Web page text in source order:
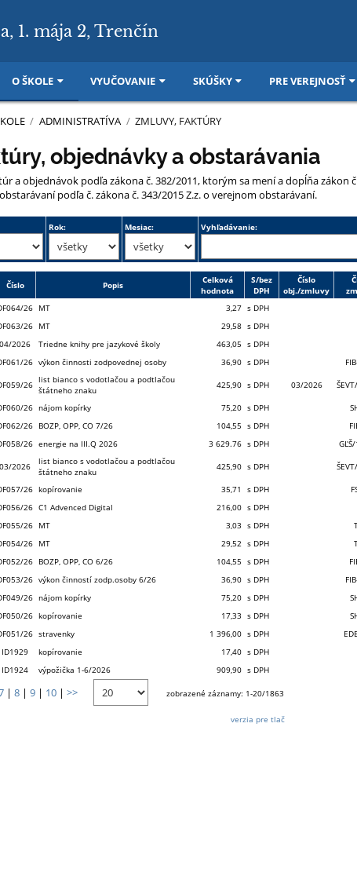
1. mája 2, Trenčín
O ŠKOLE VYUČOVANIE SKÚŠKY PRE VEREJNOSŤ
/ ADMINISTRATÍVA / ZMLUVY, FAKTÚRY
objednávky a obstarávania
a objednávok podľa zákona č. 382/2011, ktorým sa mení a dopĺňa zákon
podľa č. zákona č. 343/2015 Z.z. o verejnom obstarávaní.
Rok: Mesiac: Vyhľadávanie:
Číslo Popis
Celková
hodnota
S/bez
DPH
Číslo
obj./zmluvy
26 MT 3,27 s DPH
26 MT 29,58 s DPH
04/2026 Triedne knihy pre jazykové školy 463,05 s DPH
26 výkon činnosti zodpovednej osoby 36,90 s DPH
26 list bianco s vodotlačou a podtlačou
štátneho znaku
425,90 s DPH 03/2026
26 nájom kopírky 75,20 s DPH
26 BOZP, OPP, CO 7/26 104,55 s DPH
26 energie na III.Q 2026 3 629.76 s DPH
03/2026
list bianco s vodotlačou a podtlačou
štátneho znaku
425,90 s DPH
26 kopírovanie 35,71 s DPH
26 C1 Advenced Digital 216,00 s DPH
26 MT 3,03 s DPH
26 MT 29,52 s DPH
26 BOZP, OPP, CO 6/26 104,55 s DPH
26 výkon činností zodp.osoby 6/26 36,90 s DPH
26 nájom kopírky 75,20 s DPH
26 kopírovanie 17,33 s DPH
26 stravenky 1 396,00 s DPH
ID1929 kopírovanie 17,40 s DPH
ID1924 výpožička 1-6/2026 909,90 s DPH
|8 |9 | 10 |>> zobrazené záznamy: 1-20/1863
verzia pre tlač